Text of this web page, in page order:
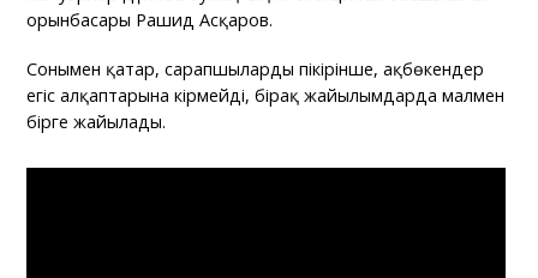
орынбасары Рашид Асқаров.
Сонымен қатар, сарапшылардың пікірінше, ақбөкендер
егіс алқаптарына кірмейді, бірақ жайылымдарда малмен
бірге жайылады.